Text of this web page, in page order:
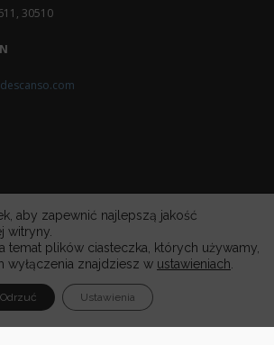
30510
aby zapewnić najlepszą jakość
witryny.
temat plików ciasteczka, których używamy,
wyłączenia znajdziesz w ustawieniach
Odrzuć Ustawienia